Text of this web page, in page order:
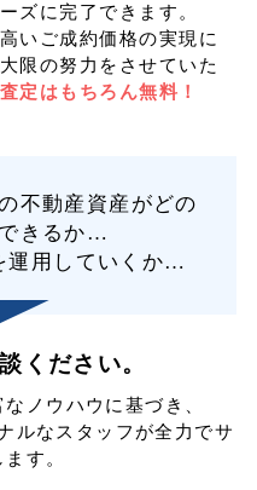
ズに完了できます。
いご成約価格の実現に
限の努力をさせていた
査定はもちろん無料！
不動産資産がどの
きるか…
運用していくか…
ください。
ノウハウに基づき、
ルなスタッフが全力でサ
す。